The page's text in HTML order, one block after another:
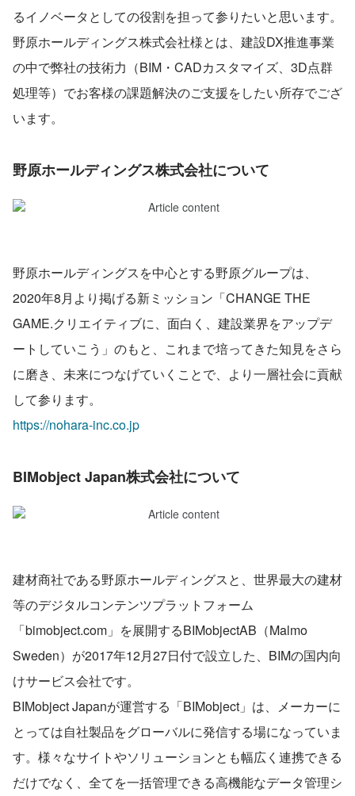
るイノベータとしての役割を担って参りたいと思います。
野原ホールディングス株式会社様とは、建設DX推進事業
の中で弊社の技術力（BIM・CADカスタマイズ、3D点群
処理等）でお客様の課題解決のご支援をしたい所存でござ
います。
野原ホールディングス株式会社について
野原ホールディングスを中心とする野原グループは、
2020年8月より掲げる新ミッション「CHANGE THE
GAME.クリエイティブに、面白く、建設業界をアップデ
ートしていこう」のもと、これまで培ってきた知見をさら
に磨き、未来につなげていくことで、より一層社会に貢献
して参ります。
https://nohara-inc.co.jp
BIMobject Japan株式会社について
建材商社である野原ホールディングスと、世界最大の建材
等のデジタルコンテンツプラットフォーム
「bimobject.com」を展開するBIMobjectAB（Malmo
Sweden）が2017年12月27日付で設立した、BIMの国内向
けサービス会社です。
BIMobject Japanが運営する「BIMobject」は、メーカーに
とっては自社製品をグローバルに発信する場になっていま
す。様々なサイトやソリューションとも幅広く連携できる
だけでなく、全てを一括管理できる高機能なデータ管理シ